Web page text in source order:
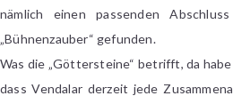
nämlich einen passenden
„Bühnenzauber“ gefunden.
Was die „Göttersteine“ betrifft, da
dass Vendalar derzeit jede